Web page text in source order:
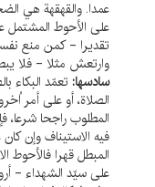
عمدا. والقهقهة هي
على الأحوط المشتمل
تقديرا - كمن منع
وارتعش مثلا - فلا
سادسها: تعمّد البكاء
الصلاة، أو على أمر
المطلوب راجحا شرعا،
فيه الاستيناف وإن
المبطل قهرا فالأحوط
على سيّد الشهداء -